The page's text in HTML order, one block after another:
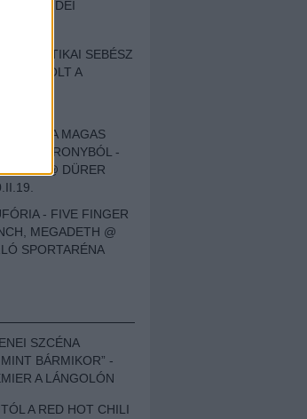
AZ IDEI
SEBÉSZ
ILYEN VOLT A
A MAGAS
-
KLONE @ DÜRER
- FIVE FINGER
MEGADETH @
SPORTARÉNA
SZCÉNA
BÁRMIKOR” -
A LÁNGOLÓN
A RED HOT CHILI